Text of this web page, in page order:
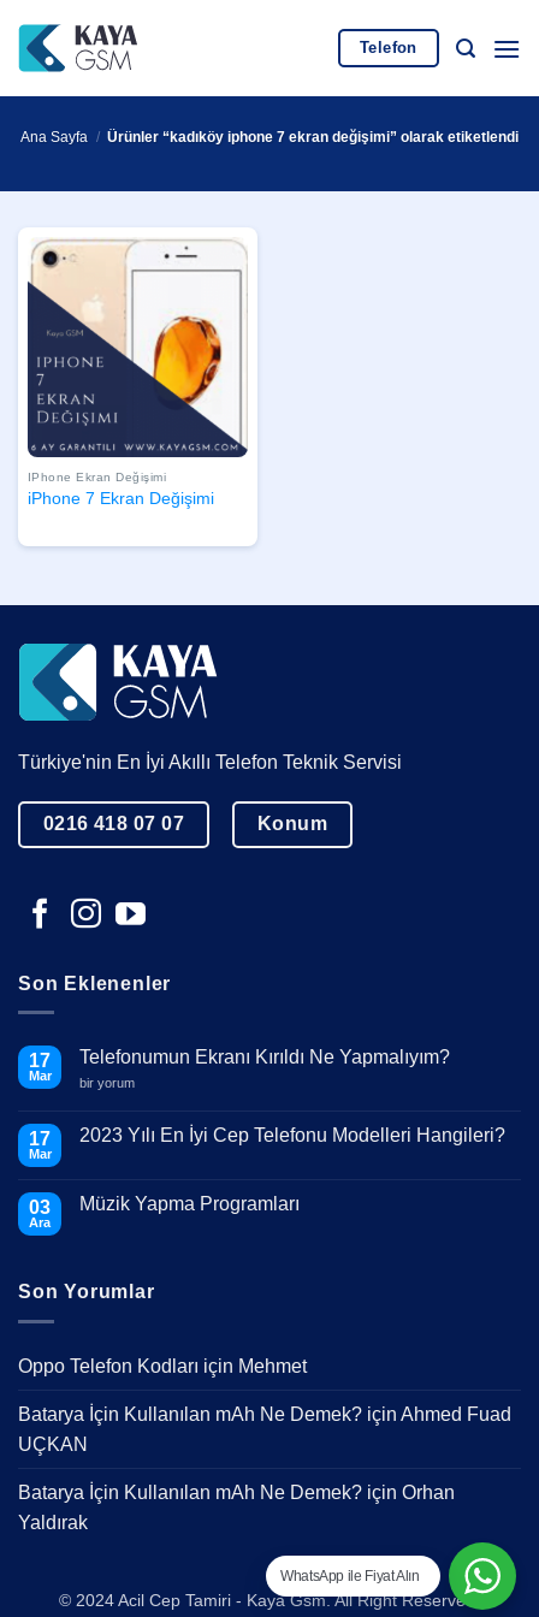
atla
Telefon
Ana Sayfa / Ürünler “kadıköy iphone 7 ekran değişimi” olarak etiketlendi
IPhone Ekran Değişimi
iPhone 7 Ekran Değişimi
Türkiye'nin En İyi Akıllı Telefon Teknik Servisi
0216 418 07 07 Konum
Son Eklenenler
17
Mar
Telefonumun Ekranı Kırıldı Ne Yapmalıyım?
Telefonumun
Ne
Yapmalıyım?
bir yorum
17
Mar
2023 Yılı En İyi Cep Telefonu Modelleri Hangileri?
Yılı
Hangileri?
03
Ara
Müzik Yapma Programları
Programları
Son Yorumlar
Oppo Telefon Kodları için Mehmet
Batarya İçin Kullanılan mAh Ne Demek? için Ahmed Fuad
UÇKAN
Batarya İçin Kullanılan mAh Ne Demek? için Orhan
Yaldırak
© 2024 Acil Cep Tamiri - Kaya Gsm. All Right Reserved.
WhatsApp ile Fiyat Alın